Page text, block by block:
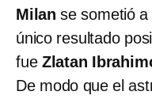
Milanse sometió a
único resultado
fue Zlatan
De modo que el